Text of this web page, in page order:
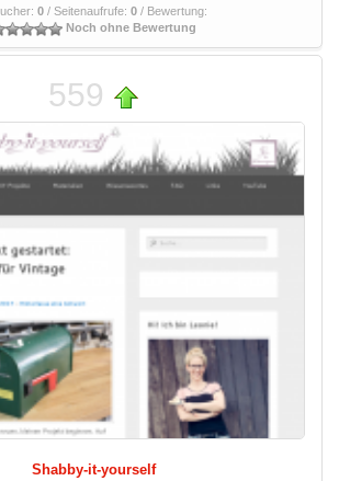
0 / Seitenaufrufe: 0 / Bewertung:
Noch ohne Bewertung
559
Shabby-it-yourself